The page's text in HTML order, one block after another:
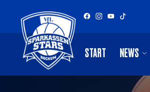
START NEWS